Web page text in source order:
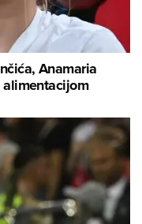
Anamaria